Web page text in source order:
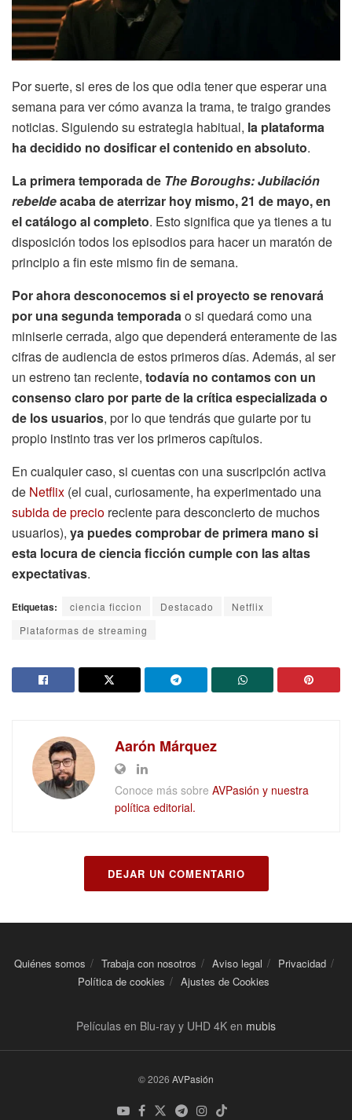
Por suerte, si eres de los que odia tener que esperar una
semana para ver cómo avanza la trama, te traigo grandes
noticias. Siguiendo su estrategia habitual, la plataforma
ha decidido no dosificar el contenido en absoluto.
La primera temporada de The Boroughs: Jubilación
rebeldeacaba de aterrizar hoy mismo, 21 de mayo, en
el catálogo al completo. Esto significa que ya tienes a tu
disposición todos los episodios para hacer un maratón de
principio a fin este mismo fin de semana.
Por ahora desconocemos si el proyecto se renovará
por una segunda temporadao si quedará como una
miniserie cerrada, algo que dependerá enteramente de las
cifras de audiencia de estos primeros días. Además, al ser
un estreno tan reciente, todavía no contamos con un
consenso claro por parte de la crítica especializada o
de los usuarios, por lo que tendrás que guiarte por tu
propio instinto tras ver los primeros capítulos.
En cualquier caso, si cuentas con una suscripción activa
de Netflix (el cual, curiosamente, ha experimentado una
subida de precio reciente para desconcierto de muchos
usuarios), ya puedes comprobar de primera mano si
esta locura de ciencia ficción cumple con las altas
expectativas.
Etiquetas: ciencia ficcion Destacado
Netflix
Plataformas de streaming
Aarón Márquez
Conoce más sobre AVPasión y nuestra
política editorial.
DEJAR UN COMENTARIO
Quiénes somos Trabaja con nosotros Aviso legal
Privacidad
Política de cookies
Ajustes de Cookies
Películas en Blu-ray y UHD 4K en mubis
© 2026 AVPasión